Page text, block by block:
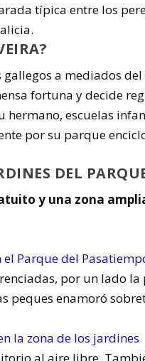
típica entre los
a mediados del
fortuna y decide
hermano, escuelas
por su parque
DEL
y una zona
por un lado la
peques enamoró
al aire libre.